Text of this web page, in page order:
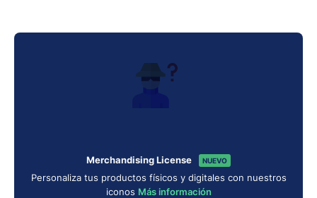
Merchandising License NUEVO
Personaliza tus productos físicos y digitales con nuestros
iconos Más información